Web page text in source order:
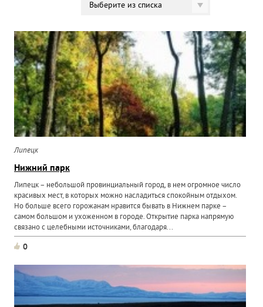
Выберите из списка
Липецк
Нижний парк
Липецк – небольшой провинциальный город, в нем огромное число
красивых мест, в которых можно насладиться спокойным отдыхом.
Но больше всего горожанам нравится бывать в Нижнем парке –
самом большом и ухоженном в городе. Открытие парка напрямую
связано с целебными источниками, благодаря...
0